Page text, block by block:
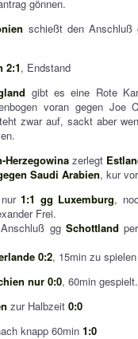
gönnen.
schießt den Anschluß
2:1, Endstand
gibt es eine Rote
voran gegen Joe
zwar auf, sackt aber
Herzegowina zerlegt
Saudi Arabien, kur
1:1 gg Luxemburg,
Frei.
gg Schottland
0:2, 15min zu spielen
nur 0:0, 60min gespielt.
zur Halbzeit 0:0
knapp 60min 1:0